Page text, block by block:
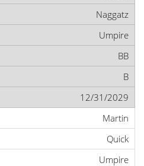
Naggatz
Umpire
BB
B
12/31/2029
Martin
Quick
Umpire